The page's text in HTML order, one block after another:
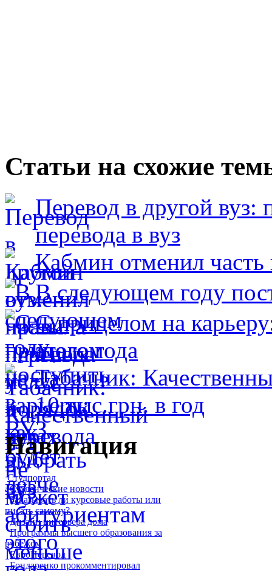
Статьи на схожие
Перевод в другой вуз:
перевода в вуз
Кабмин отменил часть
В следующем году
С прицелом на
этого года
Табачник:
10 тыс.грн. в год
Навигация
Студпортал
Студенческие новости
Заказывать ли курсовые работы или
писать самому?
Дизайн интерьера дома
Программы высшего образования за
рубежом
ЕвроПеревод
Бондаренко прокомментировал